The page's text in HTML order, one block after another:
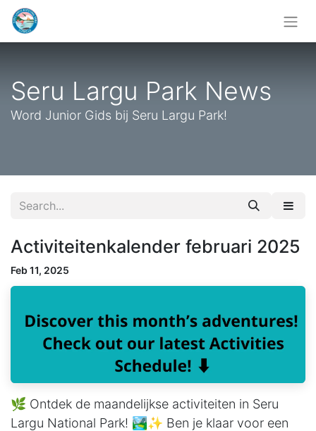
Seru Largu Park News
Word Junior Gids bij Seru Largu Park!
Activiteitenkalender februari 2025
Feb 11, 2025
🌿 Ontdek de maandelijkse activiteiten in Seru
Largu National Park! 🏞✨ Ben je klaar voor een